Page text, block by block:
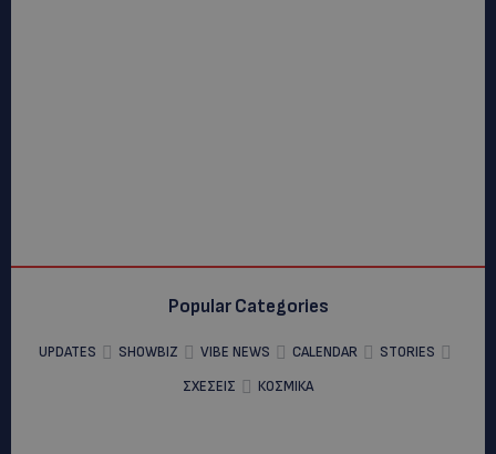
Popular Categories
UPDATES SHOWBIZ VIBE NEWS CALENDAR
STORIES
ΣΧΕΣΕΙΣ
ΚΟΣΜΙΚΑ